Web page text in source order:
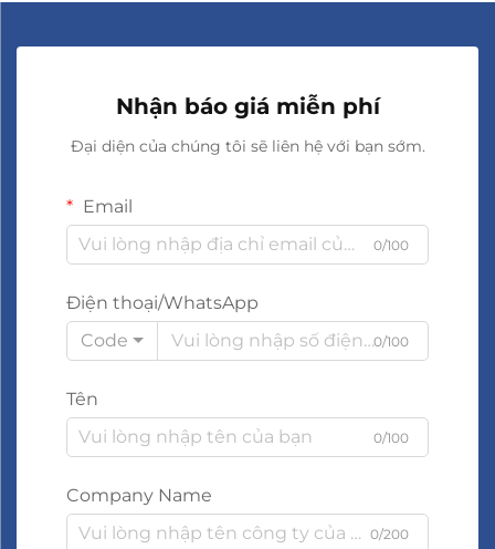
Nhận báo giá miễn phí
Đại diện của chúng tôi sẽ liên hệ với bạn sớm.
Email
0/100
Điện thoại/WhatsApp
Code
0/100
Tên
0/100
Company Name
0/200